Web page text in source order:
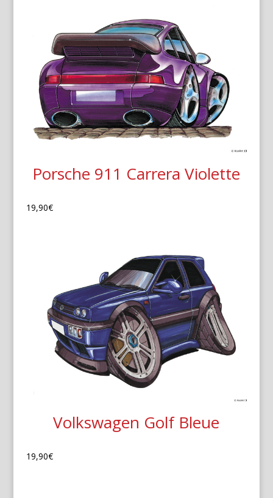
Porsche 911 Carrera Violette
19,90€
Volkswagen Golf Bleue
19,90€